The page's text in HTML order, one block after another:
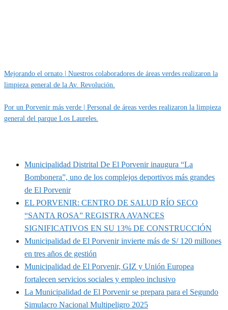
Mejorando el ornato | Nuestros colaboradores de áreas verdes realizaron la
limpieza general de la Av. Revolución.
Por un Porvenir más verde | Personal de áreas verdes realizaron la limpieza
general del parque Los Laureles.
Municipalidad Distrital De El Porvenir inaugura “La
Bombonera”, uno de los complejos deportivos más grandes
de El Porvenir
EL PORVENIR: CENTRO DE SALUD RÍO SECO
“SANTA ROSA” REGISTRA AVANCES
SIGNIFICATIVOS EN SU 13% DE CONSTRUCCIÓN
Municipalidad de El Porvenir invierte más de S/ 120 millones
en tres años de gestión
Municipalidad de El Porvenir, GIZ y Unión Europea
fortalecen servicios sociales y empleo inclusivo
La Municipalidad de El Porvenir se prepara para el Segundo
Simulacro Nacional Multipeligro 2025